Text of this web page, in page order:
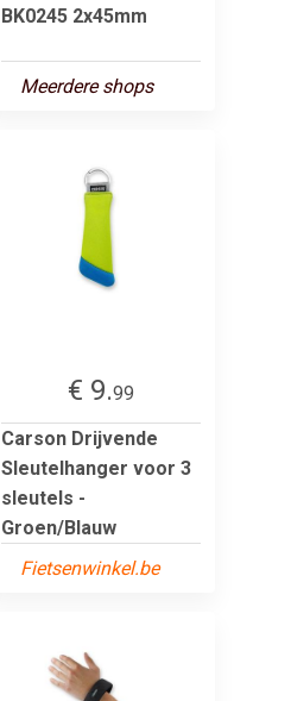
BK0245 2x45mm
Meerdere shops
€ 9.99
Carson Drijvende
Sleutelhanger voor 3
sleutels -
Groen/Blauw
Fietsenwinkel.be